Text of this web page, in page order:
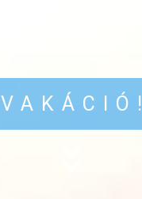
VAKÁCIÓ!